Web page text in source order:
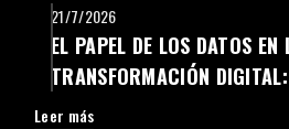
21/7/2026
EL PAPEL DE LOS DATOS EN
TRANSFORMACIÓN
TOMAR MEJORES DECISIONES
Leer más